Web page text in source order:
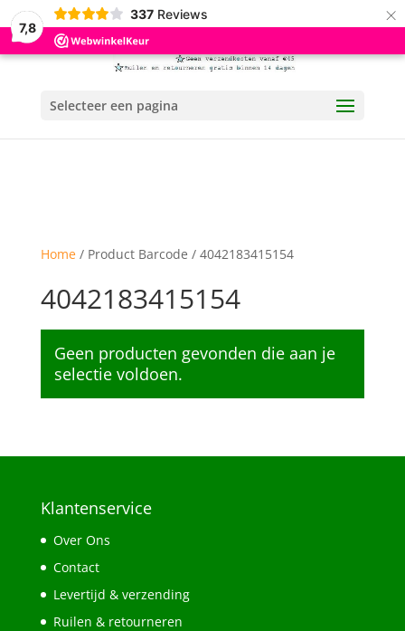
7,8
337 Reviews ×
Selecteer een pagina
Home/ Product Barcode / 4042183415154
4042183415154
Geen producten gevonden die aan je
selectie voldoen.
Klantenservice
Over Ons
Contact
Levertijd & verzending
Ruilen & retourneren